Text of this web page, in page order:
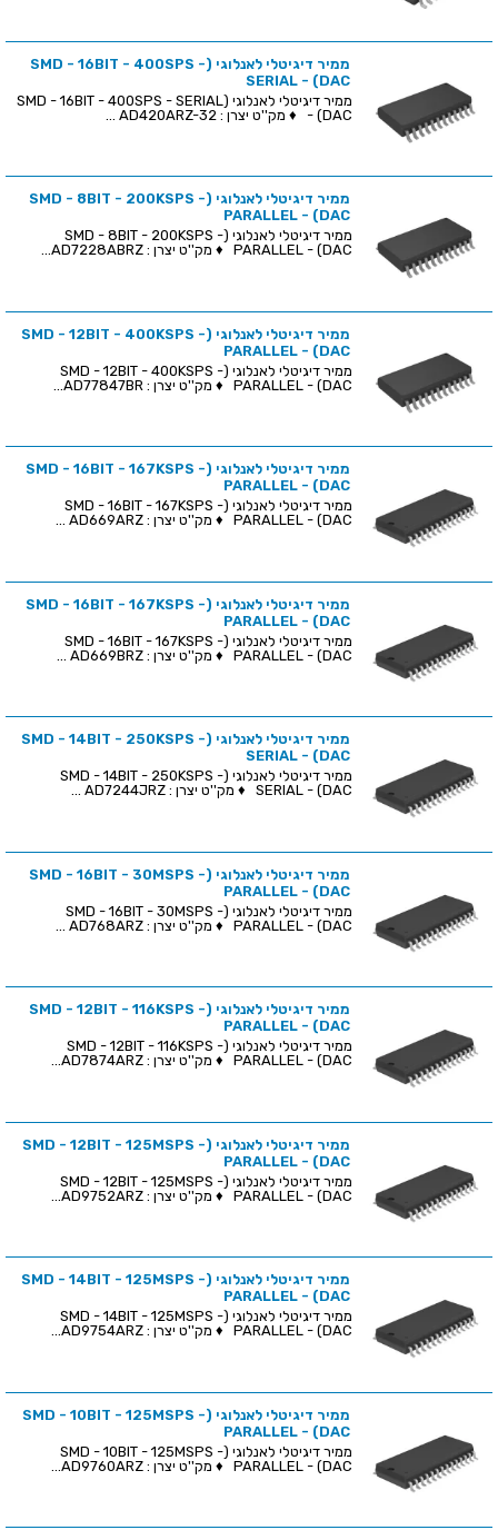
ממיר דיגיטלי לאנלוגי (SMD - 16BIT - 400SPS -
SERIAL - (DAC
ממיר דיגיטלי לאנלוגי (SMD - 16BIT - 400SPS - SERIAL
- (DAC ♦ מק''ט יצרן : AD420ARZ-32 ...
ממיר דיגיטלי לאנלוגי (SMD - 8BIT - 200KSPS -
PARALLEL - (DAC
ממיר דיגיטלי לאנלוגי (SMD - 8BIT - 200KSPS -
PARALLEL - (DAC ♦ מק''ט יצרן : AD7228ABRZ...
ממיר דיגיטלי לאנלוגי (SMD - 12BIT - 400KSPS -
PARALLEL - (DAC
ממיר דיגיטלי לאנלוגי (SMD - 12BIT - 400KSPS -
PARALLEL - (DAC ♦ מק''ט יצרן : AD77847BR...
ממיר דיגיטלי לאנלוגי (SMD - 16BIT - 167KSPS -
PARALLEL - (DAC
ממיר דיגיטלי לאנלוגי (SMD - 16BIT - 167KSPS -
PARALLEL - (DAC ♦ מק''ט יצרן : AD669ARZ ...
ממיר דיגיטלי לאנלוגי (SMD - 16BIT - 167KSPS -
PARALLEL - (DAC
ממיר דיגיטלי לאנלוגי (SMD - 16BIT - 167KSPS -
PARALLEL - (DAC ♦ מק''ט יצרן : AD669BRZ ...
ממיר דיגיטלי לאנלוגי (SMD - 14BIT - 250KSPS -
SERIAL - (DAC
ממיר דיגיטלי לאנלוגי (SMD - 14BIT - 250KSPS -
SERIAL - (DAC ♦ מק''ט יצרן : AD7244JRZ ...
ממיר דיגיטלי לאנלוגי (SMD - 16BIT - 30MSPS -
PARALLEL - (DAC
ממיר דיגיטלי לאנלוגי (SMD - 16BIT - 30MSPS -
PARALLEL - (DAC ♦ מק''ט יצרן : AD768ARZ ...
ממיר דיגיטלי לאנלוגי (SMD - 12BIT - 116KSPS -
PARALLEL - (DAC
ממיר דיגיטלי לאנלוגי (SMD - 12BIT - 116KSPS -
PARALLEL - (DAC ♦ מק''ט יצרן : AD7874ARZ...
ממיר דיגיטלי לאנלוגי (SMD - 12BIT - 125MSPS -
PARALLEL - (DAC
ממיר דיגיטלי לאנלוגי (SMD - 12BIT - 125MSPS -
PARALLEL - (DAC ♦ מק''ט יצרן : AD9752ARZ...
ממיר דיגיטלי לאנלוגי (SMD - 14BIT - 125MSPS -
PARALLEL - (DAC
ממיר דיגיטלי לאנלוגי (SMD - 14BIT - 125MSPS -
PARALLEL - (DAC ♦ מק''ט יצרן : AD9754ARZ...
ממיר דיגיטלי לאנלוגי (SMD - 10BIT - 125MSPS -
PARALLEL - (DAC
ממיר דיגיטלי לאנלוגי (SMD - 10BIT - 125MSPS -
PARALLEL - (DAC ♦ מק''ט יצרן : AD9760ARZ...